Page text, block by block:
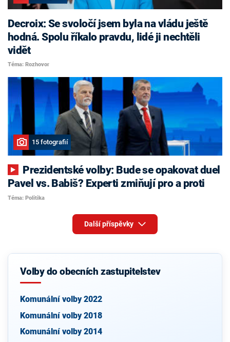
Decroix: Se svoločí jsem byla na vládu ještě
hodná. Spolu říkalo pravdu, lidé ji nechtěli
vidět
Téma: Rozhovor
15 fotografií
Pavel vs. Babiš? Experti zmiňují pro a proti
Téma: Politika
Další příspěvky
Volby do obecních zastupitelstev
Komunální volby 2022
Komunální volby 2018
Komunální volby 2014